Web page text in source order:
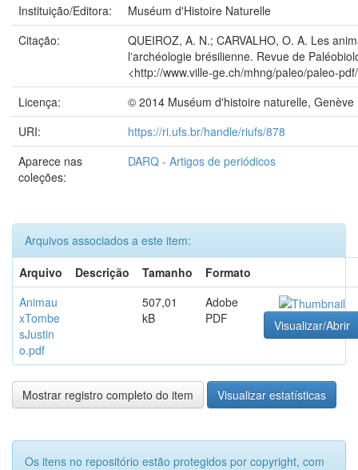
Instituição/Editora:
Muséum d'Histoire Naturelle
Citação:
QUEIROZ, A. N.; CARVALHO, O. A. Les
lʼarchéologie brésilienne. Revue de
<http://www.ville-ge.ch/mhng/paleo/paleo-
Licença:
© 2014 Muséum d'histoire naturelle, Genève
URI:
https://ri.ufs.br/handle/riufs/878
Aparece nas
coleções:
DARQ - Artigos de periódicos
Arquivos associados a este item:
Arquivo
Descrição Tamanho
Formato
Animau
xTombe
sJustin
o.pdf
507,01
kB
Adobe
PDF
Visualizar/Abrir
Mostrar registro completo do item Visualizar estatísticas
Os itens no repositório estão protegidos por copyright, com